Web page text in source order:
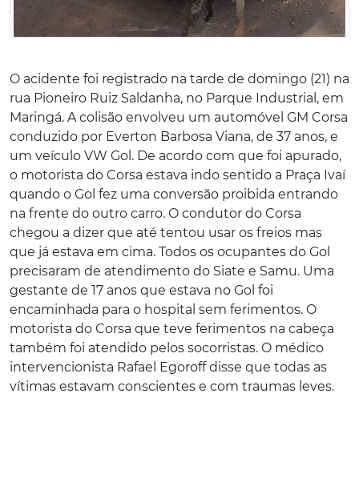
O acidente foi registrado na tarde de domingo (21) na
rua Pioneiro Ruiz Saldanha, no Parque Industrial, em
Maringá. A colisão envolveu um automóvel GM Corsa
conduzido por Everton Barbosa Viana, de 37 anos, e
um veículo VW Gol. De acordo com que foi apurado,
o motorista do Corsa estava indo sentido a Praça Ivaí
quando o Gol fez uma conversão proibida entrando
na frente do outro carro. O condutor do Corsa
chegou a dizer que até tentou usar os freios mas
que já estava em cima. Todos os ocupantes do Gol
precisaram de atendimento do Siate e Samu. Uma
gestante de 17 anos que estava no Gol foi
encaminhada para o hospital sem ferimentos. O
motorista do Corsa que teve ferimentos na cabeça
também foi atendido pelos socorristas. O médico
intervencionista Rafael Egoroff disse que todas as
vítimas estavam conscientes e com traumas leves.